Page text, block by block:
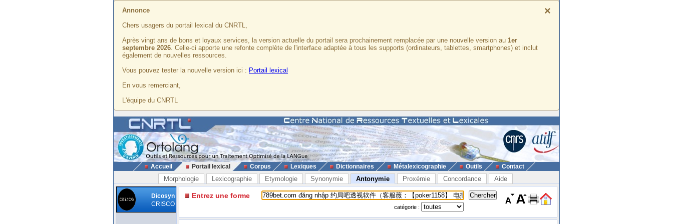
×
Annonce
Chers usagers du portail lexical du CNRTL,
Après vingt ans de bons et loyaux services, la version actuelle du portail sera prochainement remplacée par une nouvelle version au 1er
septembre 2026. Celle-ci apporte une refonte complète de l'interface adaptée à tous les supports (ordinateurs, tablettes, smartphones) et inclut
également de nouvelles ressources.
Vous pouvez tester la nouvelle version ici : Portail lexical
En vous remerciant,
L'équipe du CNRTL
Accueil Portail lexical Corpus Lexiques Dictionnaires Métalexicographie Outils Contact
Morphologie Lexicographie Etymologie Synonymie Antonymie Proxémie Concordance Aide
Dicosyn
CRISCO
Entrez une forme
catégorie :